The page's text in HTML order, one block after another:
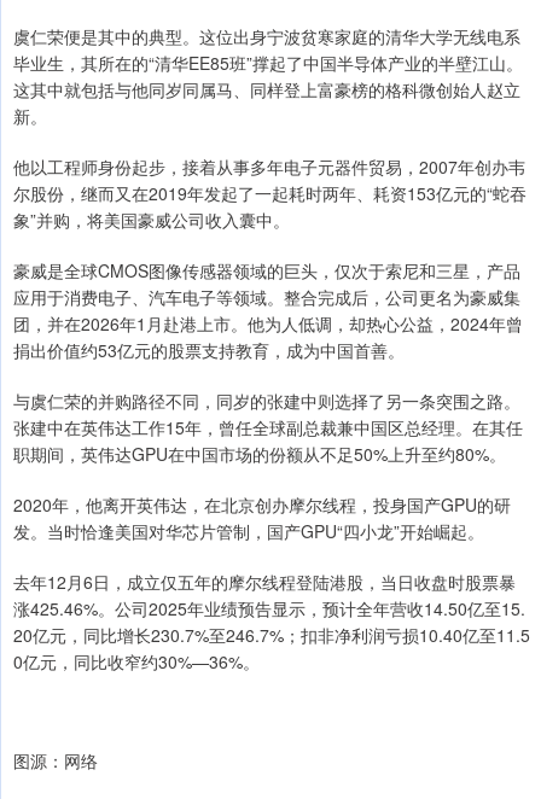
虞仁荣便是其中的典型。这位出身宁波贫寒家庭的清华大学无线电系
毕业生，其所在的“清华EE85班”撑起了中国半导体产业的半壁江山。
这其中就包括与他同岁同属马、同样登上富豪榜的格科微创始人赵立
新。
他以工程师身份起步，接着从事多年电子元器件贸易，2007年创办韦
尔股份，继而又在2019年发起了一起耗时两年、耗资153亿元的“蛇吞
象”并购，将美国豪威公司收入囊中。
豪威是全球CMOS图像传感器领域的巨头，仅次于索尼和三星，产品
应用于消费电子、汽车电子等领域。整合完成后，公司更名为豪威集
团，并在2026年1月赴港上市。他为人低调，却热心公益，2024年曾
捐出价值约53亿元的股票支持教育，成为中国首善。
与虞仁荣的并购路径不同，同岁的张建中则选择了另一条突围之路。
张建中在英伟达工作15年，曾任全球副总裁兼中国区总经理。在其任
职期间，英伟达GPU在中国市场的份额从不足50%上升至约80%。
2020年，他离开英伟达，在北京创办摩尔线程，投身国产GPU的研
发。当时恰逢美国对华芯片管制，国产GPU“四小龙”开始崛起。
去年12月6日，成立仅五年的摩尔线程登陆港股，当日收盘时股票暴
涨425.46%。公司2025年业绩预告显示，预计全年营收14.50亿至15.
20亿元，同比增长230.7%至246.7%；扣非净利润亏损10.40亿至11.5
0亿元，同比收窄约30%—36%。
图源：网络